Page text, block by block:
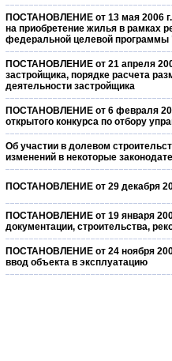
ПОСТАНОВЛЕНИЕ от 13 мая 2006
на приобретение жилья в рамках
федеральной целевой
ПОСТАНОВЛЕНИЕ от 21 апреля
застройщика, порядке расчета
деятельности застройщика
ПОСТАНОВЛЕНИЕ от 6 февраля
открытого конкурса по отбору
Об участии в долевом
изменений в некоторые
ПОСТАНОВЛЕНИЕ от 29 декабря
ПОСТАНОВЛЕНИЕ от 19 января
документации, строительства,
ПОСТАНОВЛЕНИЕ от 24 ноября
ввод объекта в эксплуатацию